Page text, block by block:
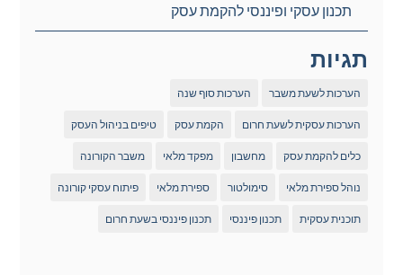
תכנון עסקי ופיננסי להקמת עסק
תגיות
הערכות לשעת משבר הערכות סוף שנה
הערכות עסקית לשעת חרום הקמת עסק טיפים בניהול העסק
כלים להקמת עסק מחשבון מפקד מלאי משבר הקורונה
נוהל ספירת מלאי סימולטור ספירת מלאי פיתוח עסקי קורונה
תוכנית עסקית תכנון פיננסי תכנון פיננסי בשעת חרום